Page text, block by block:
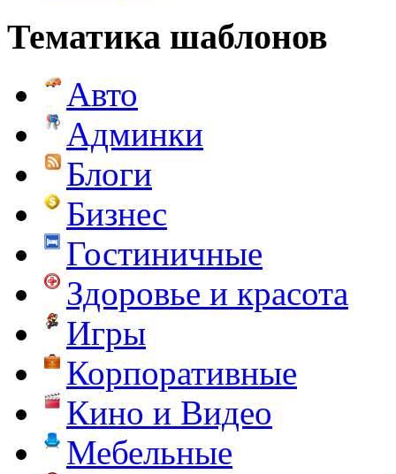
Тематика шаблонов
Авто
Админки
Блоги
Бизнес
Гостиничные
Здоровье и красота
Игры
Корпоративные
Кино и Видео
Мебельные